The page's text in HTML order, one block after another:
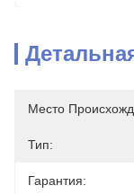
Место
Тип:
Гарантия: